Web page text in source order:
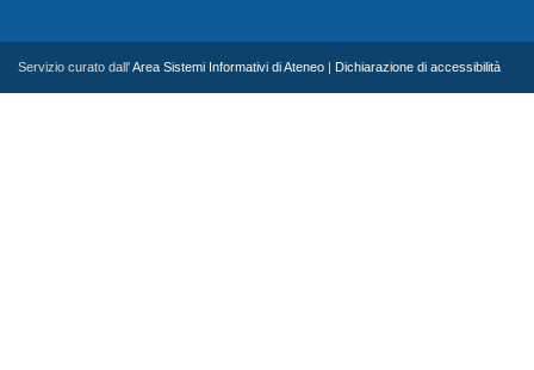
Servizio curato dall'Area Sistemi Informativi di Ateneo Dichiarazione di accessibilità